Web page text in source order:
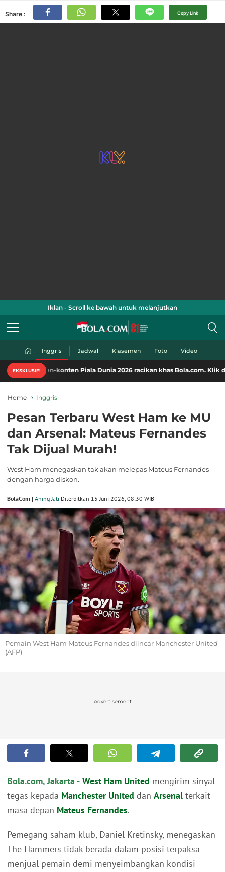
Share : Copy Link
Iklan - Scroll ke bawah untuk melanjutkan
Inggris Jadwal Klasemen Foto Video
EKSKLUSIF!
konten Piala Dunia 2026 racikan khas Bola.com. Klik di sini!
Home Inggris
Pesan Terbaru West Ham ke MU
dan Arsenal: Mateus Fernandes
Tak Dijual Murah!
West Ham menegaskan tak akan melepas Mateus Fernandes
dengan harga diskon.
BolaCom | Aning Jati Diterbitkan 15 Juni 2026, 08:30 WIB
Pemain West Ham Mateus Fernandes diincar Manchester United
(AFP)
Advertisement
Bola.com, Jakarta - West Ham United mengirim sinyal
tegas kepada Manchester United dan Arsenalterkait
masa depan Mateus Fernandes.
Pemegang saham klub, Daniel Kretinsky, menegaskan
The Hammers tidak berada dalam posisi terpaksa
menjual pemain demi menyeimbangkan kondisi